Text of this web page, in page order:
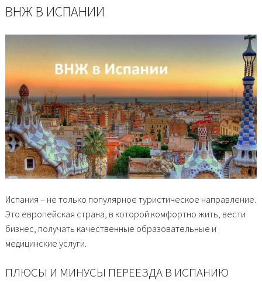
ВНЖ В ИСПАНИИ
Испания – не только популярное туристическое направление.
Это европейская страна, в которой комфортно жить, вести
бизнес, получать качественные образовательные и
медицинские услуги.
ПЛЮСЫ И МИНУСЫ ПЕРЕЕЗДА В ИСПАНИЮ